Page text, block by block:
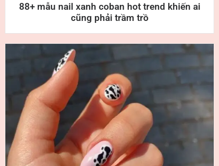
88+ mẫu nail xanh coban hot trend khiến ai
cũng phải trầm trồ